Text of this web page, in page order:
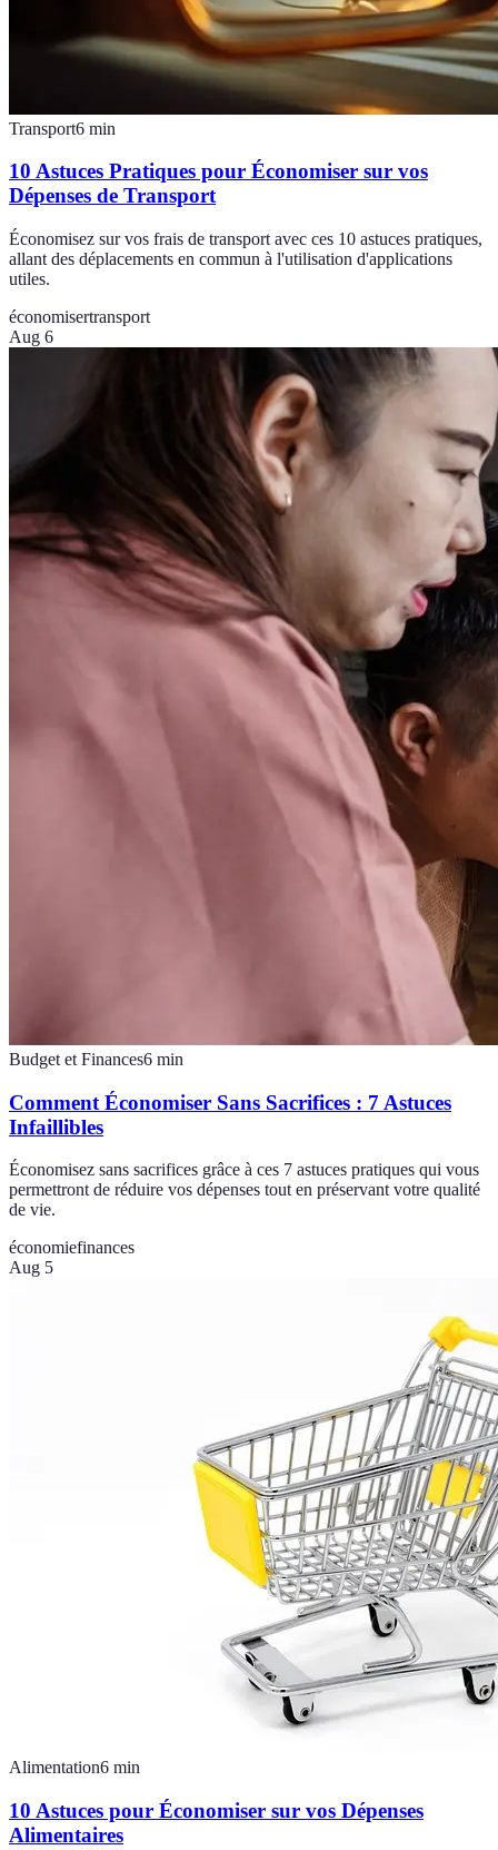
Transport6 min
10 Astuces Pratiques pour Économiser sur vos
Dépenses de Transport
Économisez sur vos frais de transport avec ces 10 astuces pratiques,
allant des déplacements en commun à l'utilisation d'applications
utiles.
économisertransport
Aug 6
Budget et Finances6 min
Comment Économiser Sans Sacrifices : 7 Astuces
Infaillibles
Économisez sans sacrifices grâce à ces 7 astuces pratiques qui vous
permettront de réduire vos dépenses tout en préservant votre qualité
de vie.
économiefinances
Aug 5
Alimentation6 min
10 Astuces pour Économiser sur vos Dépenses
Alimentaires